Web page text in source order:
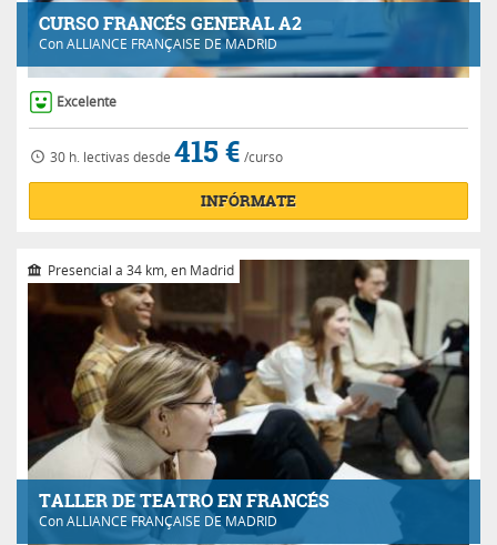
CURSO FRANCÉS GENERAL A2
ConALLIANCE FRANÇAISE DE MADRID
Excelente
30 h. lectivas desde 415 € /curso
INFÓRMATE
TALLER DE TEATRO EN FRANCÉS
ConALLIANCE FRANÇAISE DE MADRID
Presencial a 34 km, en Madrid